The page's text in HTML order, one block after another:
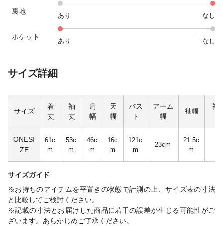
裏地
あり なし
ポケット
あり なし
サイズ詳細
サイズ
着
丈
袖
丈
肩
幅
天
幅
バス
ト
アーム
幅
袖幅
袖
ONESI
ZE
61c
m
53c
m
46c
m
16c
m
121c
m
23cm
21.5c
m
サイズガイド
※お持ちのアイテムを平置きの状態で計測の上、サイズ表の寸法
と比較してご検討ください。
※記載の寸法とお届けした商品に若干の誤差が生じる可能性がご
ざいます。あらかじめご了承ください。